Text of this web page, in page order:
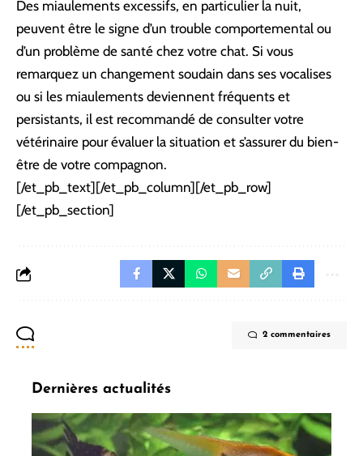
Des miaulements excessifs, en particulier la nuit,
peuvent être le signe d’un trouble comportemental ou
d’un problème de santé chez votre chat. Si vous
remarquez un changement soudain dans ses vocalises
ou si les miaulements deviennent fréquents et
persistants, il est recommandé de consulter votre
vétérinaire pour évaluer la situation et s’assurer du bien-
être de votre compagnon.
[/et_pb_text][/et_pb_column][/et_pb_row]
[/et_pb_section]
2 commentaires
Dernières actualités